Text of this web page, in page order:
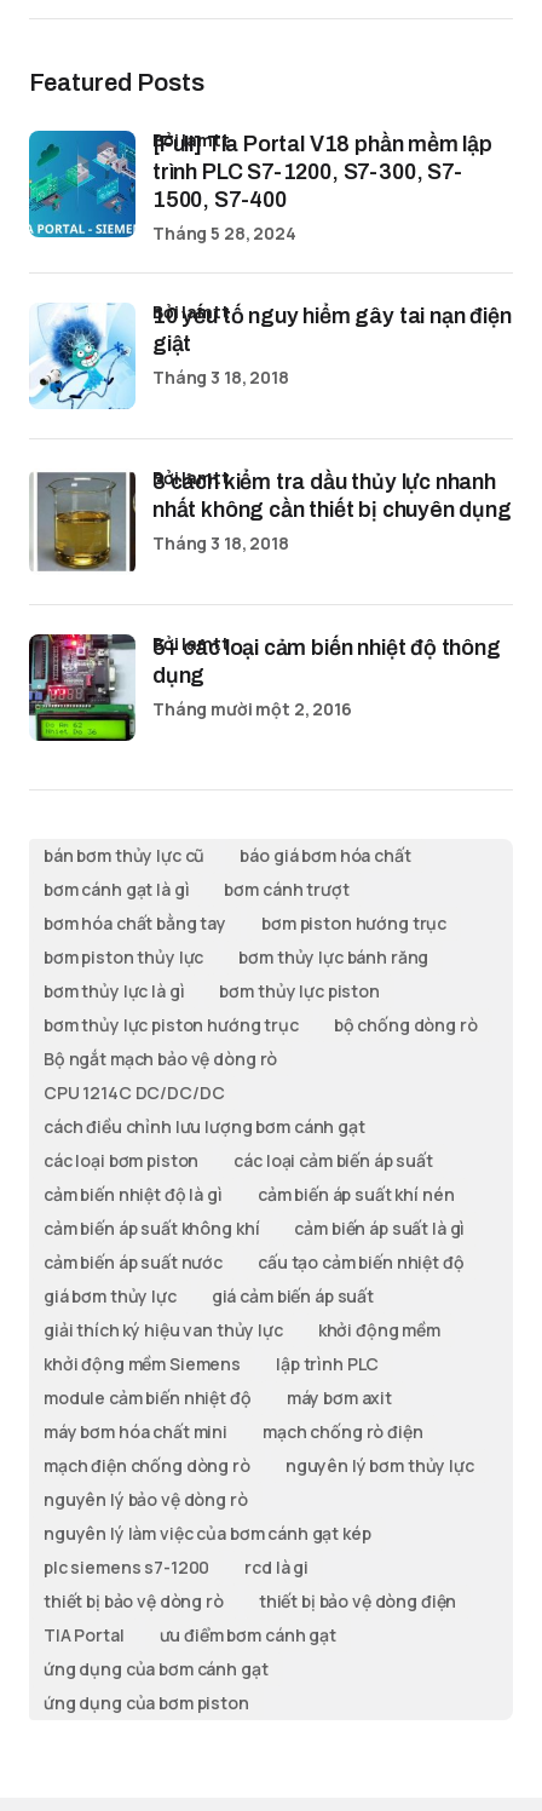
Featured Posts
[Full] Tia Portal V18 phần mềm lập
trình PLC S7-1200, S7-300, S7-
1500, S7-400
bởi lamtt
Tháng 5 28, 2024
10 yếu tố nguy hiểm gây tai nạn điện
giật
bởi lamtt
Tháng 3 18, 2018
3 cách kiểm tra dầu thủy lực nhanh
nhất không cần thiết bị chuyên dụng
bởi lamtt
Tháng 3 18, 2018
5+ các loại cảm biến nhiệt độ thông
dụng
bởi lamtt
Tháng mười một 2, 2016
bán bơm thủy lực cũ
báo giá bơm hóa chất
bơm cánh gạt là gì
bơm cánh trượt
bơm hóa chất bằng tay
bơm piston hướng trục
bơm piston thủy lực
bơm thủy lực bánh răng
bơm thủy lực là gì
bơm thủy lực piston
bơm thủy lực piston hướng trục
bộ chống dòng rò
Bộ ngắt mạch bảo vệ dòng rò
CPU 1214C DC/DC/DC
cách điều chỉnh lưu lượng bơm cánh gạt
các loại bơm piston
các loại cảm biến áp suất
cảm biến nhiệt độ là gì
cảm biến áp suất khí nén
cảm biến áp suất không khí
cảm biến áp suất là gì
cảm biến áp suất nước
cấu tạo cảm biến nhiệt độ
giá bơm thủy lực
giá cảm biến áp suất
giải thích ký hiệu van thủy lực
khởi động mềm
khởi động mềm Siemens
lập trình PLC
module cảm biến nhiệt độ
máy bơm axit
máy bơm hóa chất mini
mạch chống rò điện
mạch điện chống dòng rò
nguyên lý bơm thủy lực
nguyên lý bảo vệ dòng rò
nguyên lý làm việc của bơm cánh gạt kép
plc siemens s7-1200
rcd là gi
thiết bị bảo vệ dòng rò
thiết bị bảo vệ dòng điện
TIA Portal
ưu điểm bơm cánh gạt
ứng dụng của bơm cánh gạt
ứng dụng của bơm piston